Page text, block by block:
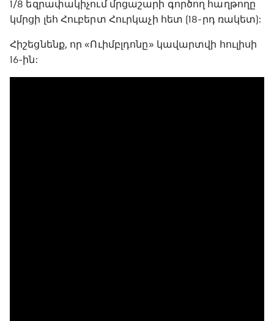
1/8 եզրափակիչում մրցաշարի գործող հաղթողը
կմրցի լեհ Հուբերտ Հուրկաչի հետ (18-րդ ռակետ):
Հիշեցնենք, որ «Ուիմբլդոնը» կավարտվի հուլիսի
16-ին: